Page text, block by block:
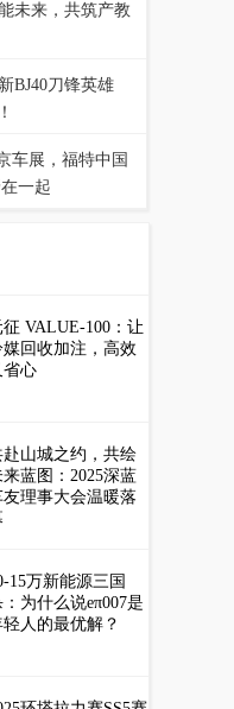
未来，共筑产教
BJ40刀锋英雄
车展，福特中国
一起
征 VALUE-100：让
媒回收加注，高效
省心
赴山城之约，共绘
来蓝图：2025深蓝
友理事大会温暖落
15万新能源三国
：为什么说eπ007是
轻人的最优解？